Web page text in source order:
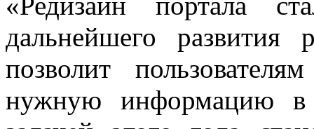
дальнейшего развития
позволит
нужную информацию в